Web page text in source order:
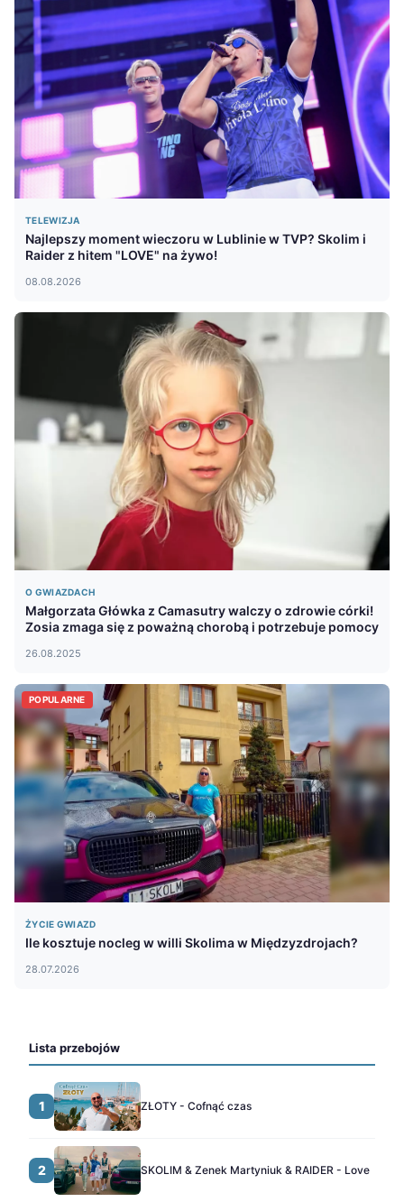
TELEWIZJA
Najlepszy moment wieczoru w Lublinie w TVP? Skolim i
Raider z hitem "LOVE" na żywo!
08.08.2026
O GWIAZDACH
Małgorzata Główka z Camasutry walczy o zdrowie córki!
Zosia zmaga się z poważną chorobą i potrzebuje pomocy
26.08.2025
POPULARNE
ŻYCIE GWIAZD
Ile kosztuje nocleg w willi Skolima w Międzyzdrojach?
28.07.2026
Lista przebojów
1 ZŁOTY - Cofnąć czas
2 SKOLIM & Zenek Martyniuk & RAIDER - Love